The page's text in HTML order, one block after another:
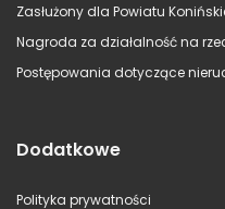
Zasłużony dla Powiatu
Nagroda za działalność na
Postępowania dotyczące
Dodatkowe
Polityka prywatności